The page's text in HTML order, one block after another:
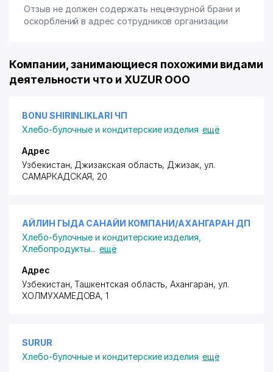
Отзыв не должен содержать нецензурной брани и
оскорблений в адрес сотрудников организации
Компании, занимающиеся похожими видами
деятельности что и XUZUR ООО
BONU SHIRINLIKLARI ЧП
Хлебо-булочные и кондитерские изделия ещё
Адрес
Узбекистан, Джизакская область, Джизак, ул.
САМАРКАДСКАЯ, 20
АЙЛИН ГЫДА САНАЙИ КОМПАНИ/АХАНГАРАН ДП
Хлебо-булочные и кондитерские изделия
Хлебопродукты... ещё
Адрес
Узбекистан, Ташкентская область, Ахангаран, ул.
ХОЛМУХАМЕДОВА, 1
SURUR
Хлебо-булочные и кондитерские изделия ещё